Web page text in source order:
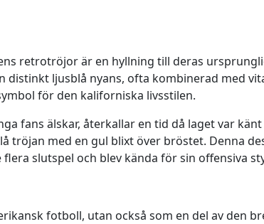
retrotröjor är en hyllning till deras
ljusblå nyans, ofta kombinerad med
för den kaliforniska livsstilen.
fans älskar, återkallar en tid då laget var
tröjan med en gul blixt över bröstet. Denna
slutspel och blev kända för sin offensiva
fotboll, utan också som en del av den